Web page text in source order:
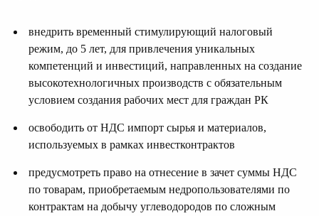
внедрить временный стимулирующий налоговый
режим, до 5 лет, для привлечения уникальных
компетенций и инвестиций, направленных на создание
высокотехнологичных производств с обязательным
условием создания рабочих мест для граждан РК
освободить от НДС импорт сырья и материалов,
используемых в рамках инвестконтрактов
предусмотреть право на отнесение в зачет суммы НДС
по товарам, приобретаемым недропользователями по
контрактам на добычу углеводородов по сложным